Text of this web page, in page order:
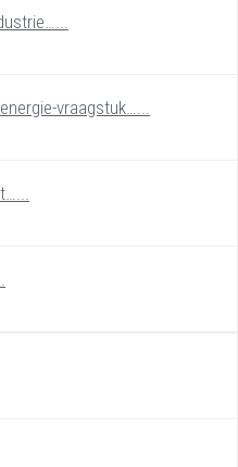
vraagstuk…...